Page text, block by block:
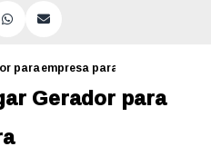
para empresa
empresa para alugar
Gerador para